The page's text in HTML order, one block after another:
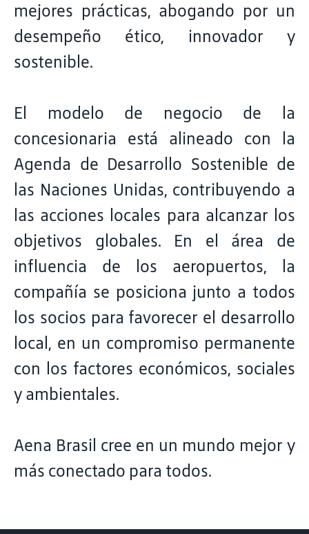
mejores prácticas, abogando por un
desempeño ético, innovador y
sostenible.
El modelo de negocio de la
concesionaria está alineado con la
Agenda de Desarrollo Sostenible de
las Naciones Unidas, contribuyendo a
las acciones locales para alcanzar los
objetivos globales. En el área de
influencia de los aeropuertos, la
compañía se posiciona junto a todos
los socios para favorecer el desarrollo
local, en un compromiso permanente
con los factores económicos, sociales
y ambientales.
Aena Brasil cree en un mundo mejor y
más conectado para todos.